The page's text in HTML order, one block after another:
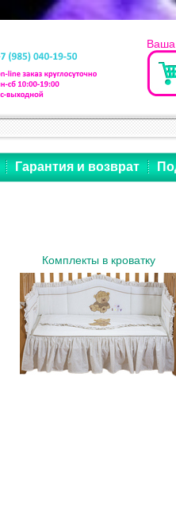
Ваша
Гарантия и возврат
Комплекты в кроватку